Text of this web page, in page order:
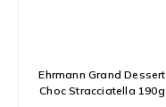
Ehrmann Grand Dessert
Choc Stracciatella 190g